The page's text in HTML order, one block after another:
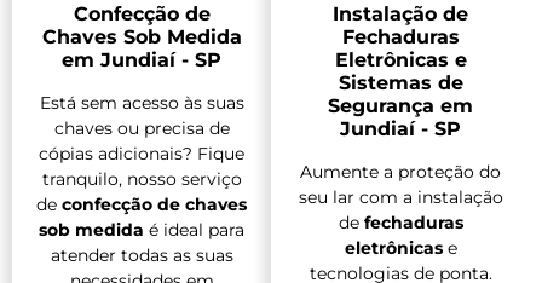
Confecção de
Chaves Sob Medida
em Jundiaí - SP
Está sem acesso às suas
chaves ou precisa de
cópias adicionais? Fique
tranquilo, nosso serviço
de confecção de chaves
sob medida é ideal para
atender todas as suas
Instalação de
Fechaduras
Eletrônicas e
Sistemas de
Segurança em
Jundiaí - SP
Aumente a proteção do
seu lar com a instalação
de fechaduras
eletrônicase
tecnologias de ponta.